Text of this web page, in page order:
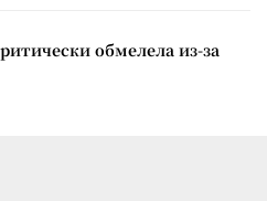
обмелела из-за